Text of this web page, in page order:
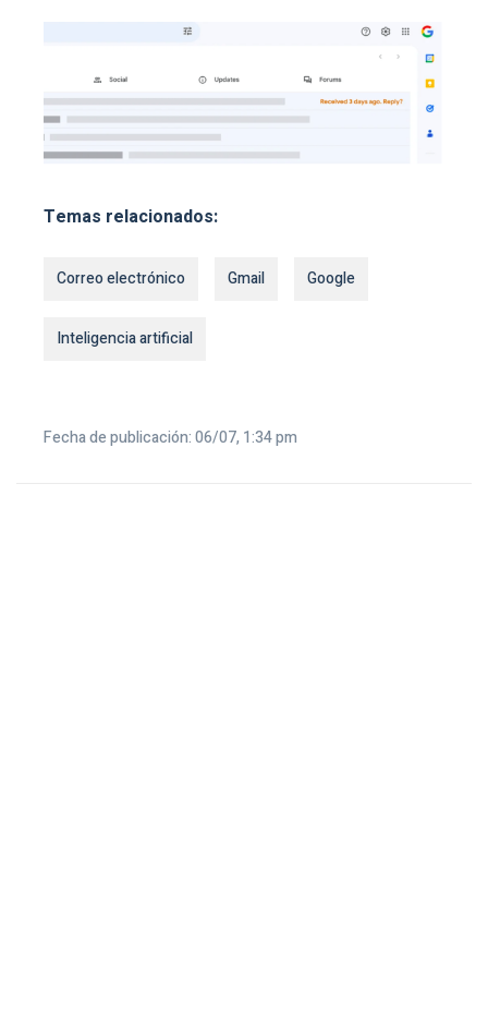
Temas relacionados:
Correo electrónico Gmail Google
Inteligencia artificial
Fecha de publicación: 06/07, 1:34 pm